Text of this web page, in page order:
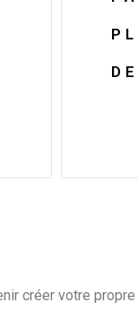
créer votre propre